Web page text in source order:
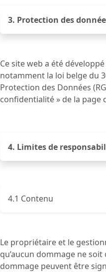
3. Protection des
Ce site web a été
notamment la loi belge du
Protection des Données
confidentialité » de la page
4. Limites de
4.1 Contenu
Le propriétaire et le
qu’aucun dommage ne
dommage peuvent être